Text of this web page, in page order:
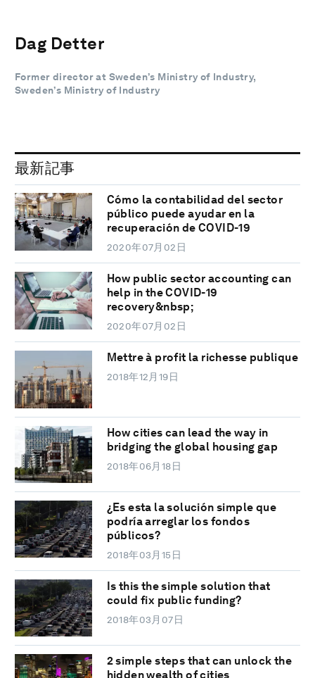
Dag Detter
Former director at Sweden’s Ministry of Industry,
Sweden’s Ministry of Industry
最新記事
Cómo la contabilidad del sector
público puede ayudar en la
recuperación de COVID-19
2020年07月02日
How public sector accounting can
help in the COVID-19
recovery&nbsp;
2020年07月02日
Mettre à profit la richesse publique
2018年12月19日
How cities can lead the way in
bridging the global housing gap
2018年06月18日
¿Es esta la solución simple que
podría arreglar los fondos
públicos?
2018年03月15日
Is this the simple solution that
could fix public funding?
2018年03月07日
2 simple steps that can unlock the
hidden wealth of cities